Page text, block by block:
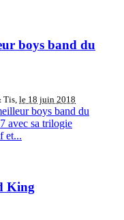
boys band du
le 18 juin 2018
boys band du
avec sa trilogie
et...
King